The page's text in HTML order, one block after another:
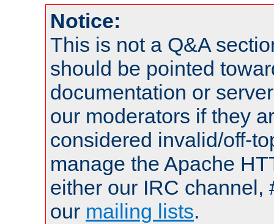
Notice:
This is not a Q&A
should be pointed
documentation or
our moderators if they
considered invalid/off-
manage the Apache
either our IRC channel,
our mailing lists.